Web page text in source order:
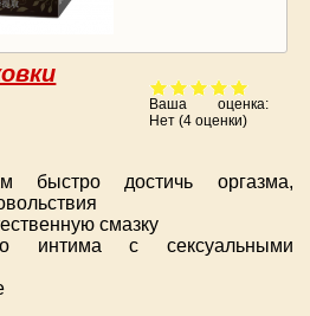
Ваша оценка:
Нет (4оценки)
быстро достичь оргазма,
смазку
интима с сексуальными